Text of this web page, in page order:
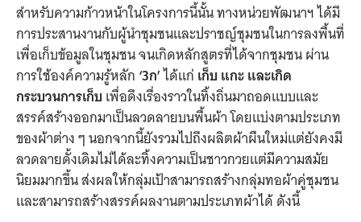
สำหรับความก้าวหน้าในโครงการนี้นั้น ทางหน่วยพัฒนาฯ ได้มี
การประสานงานกับผู้นำชุมชนและปราชญ์ชุมชนในการลงพื้นที่
เพื่อเก็บข้อมูลในชุมชน จนเกิดหลักสูตรที่ได้จากชุมชน ผ่าน
การใช้องค์ความรู้หลัก ‘3ก’ได้แก่ เก็บ แกะ และเกิด
กระบวนการเก็บ เพื่อดึงเรื่องราวในทิ้งถิ่นมาถอดแบบและ
สรรค์สร้างออกมาเป็นลวดลายบนพื้นผ้า โดยแบ่งตามประเภท
ของผ้าต่าง ๆ นอกจากนี้ยังรวมไปถึงผลิตผ้าผืนใหม่แต่ยังคงมี
ลวดลายดั้งเดิมไม่ได้ละทิ้งความเป็นชาวกวยแต่มีความสมัย
นิยมมากขึ้น ส่งผลให้กลุ่มเป้าสามารถสร้างกลุ่มทอผ้าคู่ชุมชน
และสามารถสร้างสรรค์ผลงานตามประเภทผ้าได้ ดังนี้